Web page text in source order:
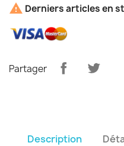
 Derniers articles en
Partager
Description